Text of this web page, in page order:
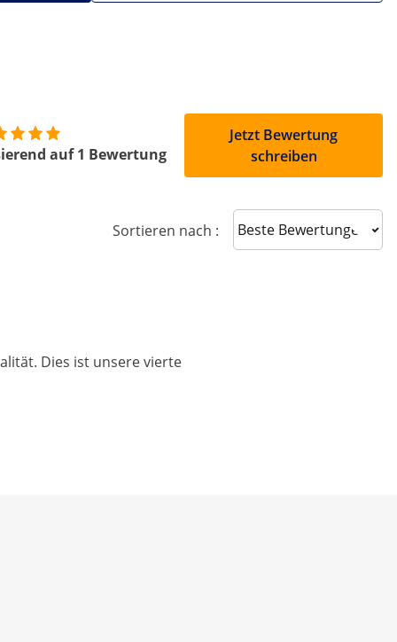
auf 1 Bewertung
Jetzt Bewertung
schreiben
Sortieren nach : Sort reviews
Dies ist unsere vierte